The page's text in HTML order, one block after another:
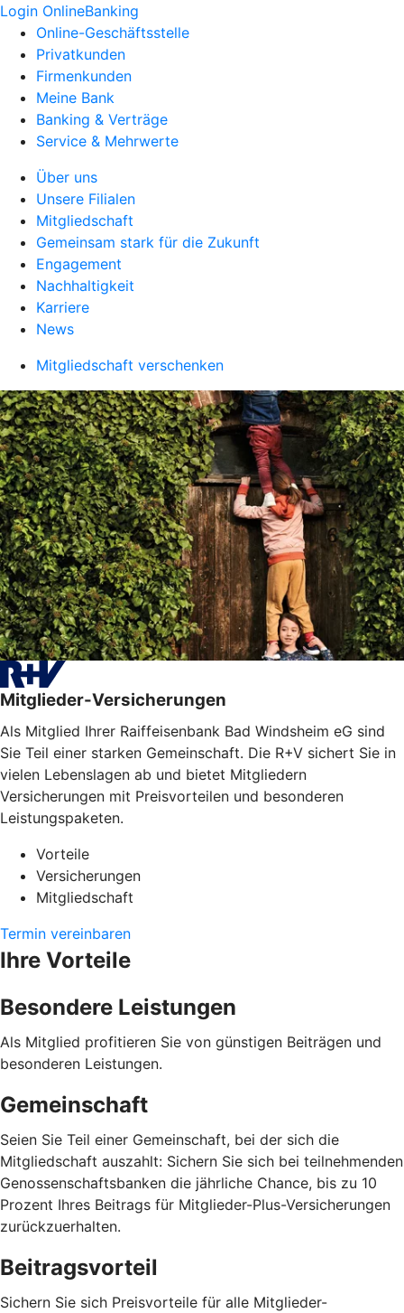
Login OnlineBanking
Online-Geschäftsstelle
Privatkunden
Firmenkunden
Meine Bank
Banking & Verträge
Service & Mehrwerte
Über uns
Unsere Filialen
Mitgliedschaft
Gemeinsam stark für die Zukunft
Engagement
Nachhaltigkeit
Karriere
News
Mitgliedschaft verschenken
Mitglieder-Versicherungen
Als Mitglied Ihrer Raiffeisenbank Bad Windsheim eG sind
Sie Teil einer starken Gemeinschaft. Die R+V sichert Sie in
vielen Lebenslagen ab und bietet Mitgliedern
Versicherungen mit Preisvorteilen und besonderen
Leistungspaketen.
Vorteile
Versicherungen
Mitgliedschaft
Termin vereinbaren
Ihre Vorteile
Besondere Leistungen
Als Mitglied profitieren Sie von günstigen Beiträgen und
besonderen Leistungen.
Gemeinschaft
Seien Sie Teil einer Gemeinschaft, bei der sich die
Mitgliedschaft auszahlt: Sichern Sie sich bei teilnehmenden
Genossenschaftsbanken die jährliche Chance, bis zu 10
Prozent Ihres Beitrags für Mitglieder-Plus-Versicherungen
zurückzuerhalten.
Beitragsvorteil
Sichern Sie sich Preisvorteile für alle Mitglieder-